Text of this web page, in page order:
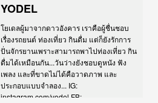
YODEL
โยเดลผู้มาจากดาวอังคาร เราคือผู้ชื่นชอบ
เรื่องรถยนต์ ท่องเที่ยว กินดื่ม แต่ก็ยังรักการ
ปั่นจักรยานเพราะสามารถพาไปท่องเที่ยว กิน
ดื่มได้เหมือนกัน...วันว่างยังชอบดูหนัง ฟัง
เพลง และที่ขาดไม่ได้คือวาดภาพ และ
ประกอบแบบจำลอง... IG:
instagram.com/yodel FB: